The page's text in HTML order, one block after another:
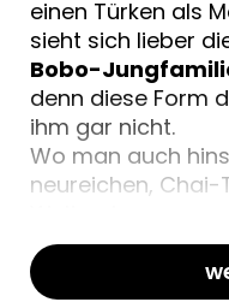
einen Türken als
sieht sich lieber
Bobo-
denn diese Form
ihm gar nicht.
Wo man auch
neureichen,
Kulturgut wie
Fleischkonsum.